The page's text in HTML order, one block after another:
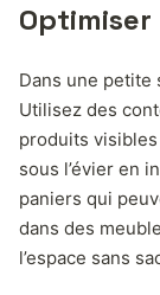
Dans une petite
Utilisez des
produits visibles
sous l’évier en
paniers qui
dans des
l’espace sans